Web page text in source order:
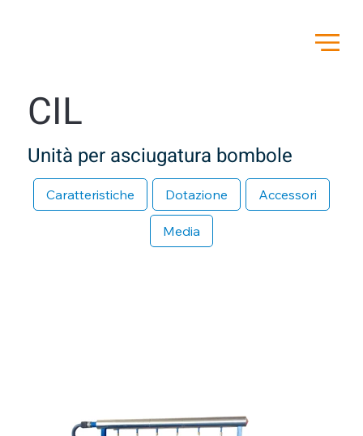
CIL
Unità per asciugatura bombole
Caratteristiche Dotazione Accessori
Media